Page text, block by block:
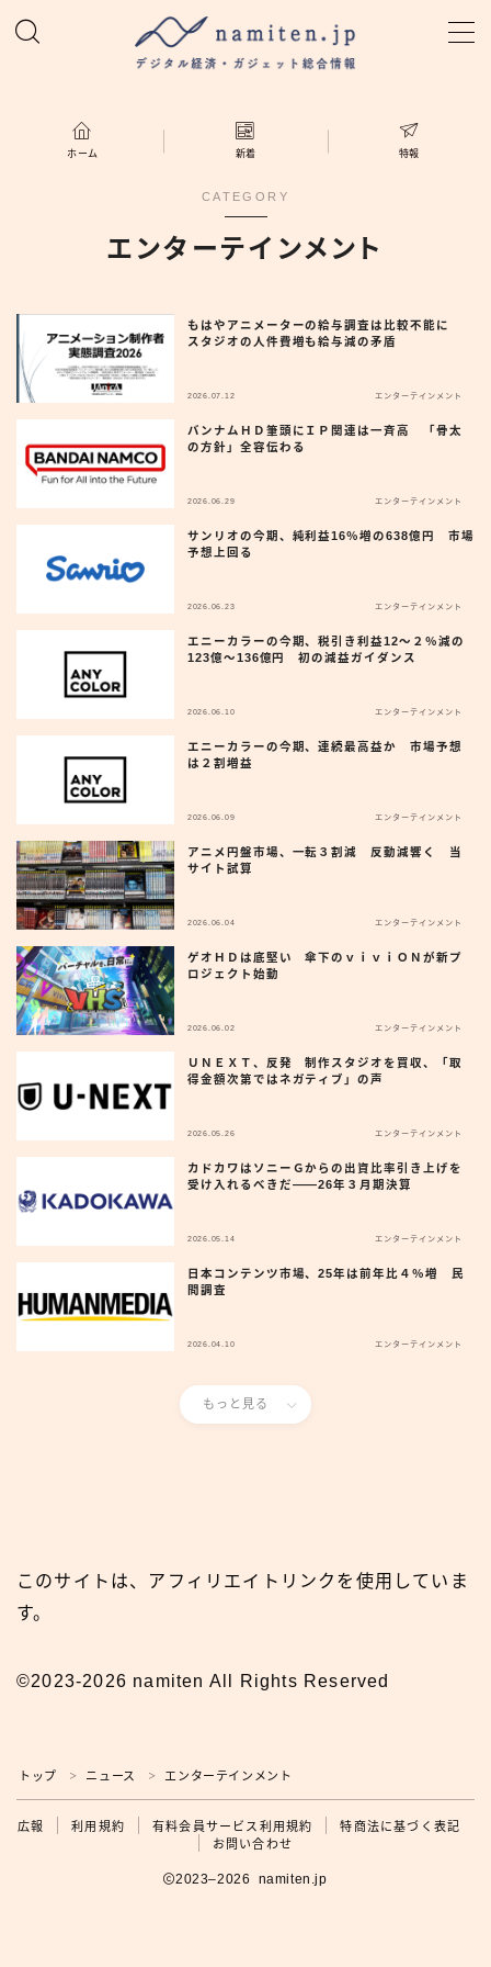
ホーム
namiten.jp
広報
ホーム 新着 特報
CATEGORY
エンターテインメント
もはやアニメーターの給与調査は比較不能に
スタジオの人件費増も給与減の矛盾
2026.07.12 エンターテインメント
バンナムＨＤ筆頭にＩＰ関連は一斉高 「骨太
の方針」全容伝わる
2026.06.29 エンターテインメント
サンリオの今期、純利益16％増の638億円 市場
予想上回る
2026.06.23 エンターテインメント
エニーカラーの今期、税引き利益12〜２％減の
123億〜136億円 初の減益ガイダンス
2026.06.10 エンターテインメント
エニーカラーの今期、連続最高益か 市場予想
は２割増益
2026.06.09 エンターテインメント
アニメ円盤市場、一転３割減 反動減響く 当
サイト試算
2026.06.04 エンターテインメント
ゲオＨＤは底堅い 傘下のｖｉｖｉＯＮが新プ
ロジェクト始動
2026.06.02 エンターテインメント
ＵＮＥＸＴ、反発 制作スタジオを買収、「取
得金額次第ではネガティブ」の声
2026.05.26 エンターテインメント
カドカワはソニーＧからの出資比率引き上げを
受け入れるべきだ——26年３月期決算
2026.05.14 エンターテインメント
日本コンテンツ市場、25年は前年比４％増 民
間調査
2026.04.10 エンターテインメント
もっと見る
このサイトは、アフィリエイトリンクを使用していま
す。
©2023-2026 namiten All Rights Reserved
トップ ＞ ニュース ＞ エンターテインメント
広報 利用規約 有料会員サービス利用規約
特商法に基づく表記
お問い合わせ
2023–2026 namiten.jp